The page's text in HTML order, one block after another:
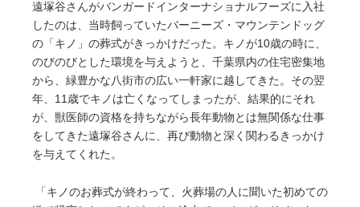
遠塚谷さんがバンガードインターナショナルフーズに入社
したのは、当時飼っていたバーニーズ・マウンテンドッグ
の「キノ」の葬式がきっかけだった。キノが10歳の時に、
のびのびとした環境を与えようと、千葉県内の住宅密集地
から、緑豊かな八街市の広い一軒家に越してきた。その翌
年、11歳でキノは亡くなってしまったが、結果的にそれ
が、獣医師の資格を持ちながら長年動物とは無関係な仕事
をしてきた遠塚谷さんに、再び動物と深く関わるきっかけ
を与えてくれた。
「キノのお葬式が終わって、火葬場の人に聞いた初めての